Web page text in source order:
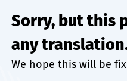
Sorry, but this
any
We hope this will be